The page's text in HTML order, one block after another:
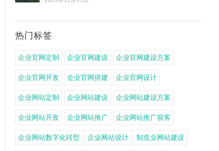
热门标签
企业官网定制 企业官网建设 企业官网建设方案
企业官网开发 企业官网搭建 企业官网设计
企业网站定制 企业网站建设 企业网站建设方案
企业网站开发 企业网站推广 企业网站推广获客
企业网站数字化转型 企业网站设计 制造业网站建设